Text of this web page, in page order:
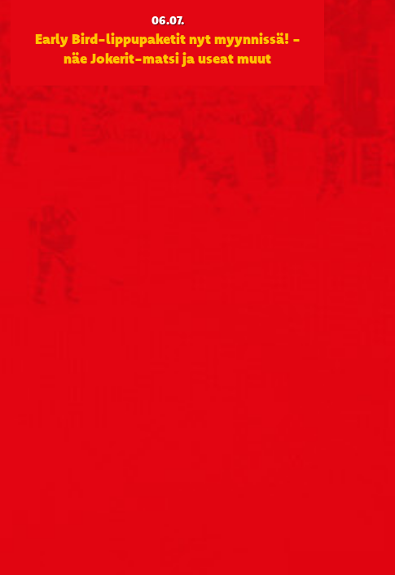
06.07.
Early Bird-lippupaketit nyt myynnissä! -
näe Jokerit-matsi ja useat muut